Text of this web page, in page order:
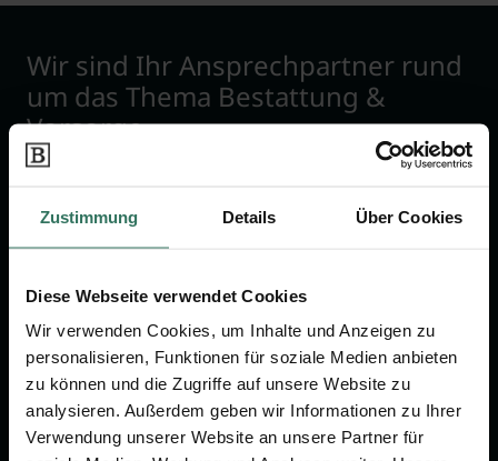
Zustimmung Details Über Cookies
Diese Webseite verwendet Cookies
Wir verwenden Cookies, um Inhalte und Anzeigen zu
personalisieren, Funktionen für soziale Medien anbieten
zu können und die Zugriffe auf unsere Website zu
analysieren. Außerdem geben wir Informationen zu Ihrer
Verwendung unserer Website an unsere Partner für
Wir sind Ihr Ansprechpartner rund
um das Thema Bestattung &
Vorsorge.
Vergleich
Ratgeber
Verzeichnis
Wissenswertes
Online-Portal
Kostenlos registrieren